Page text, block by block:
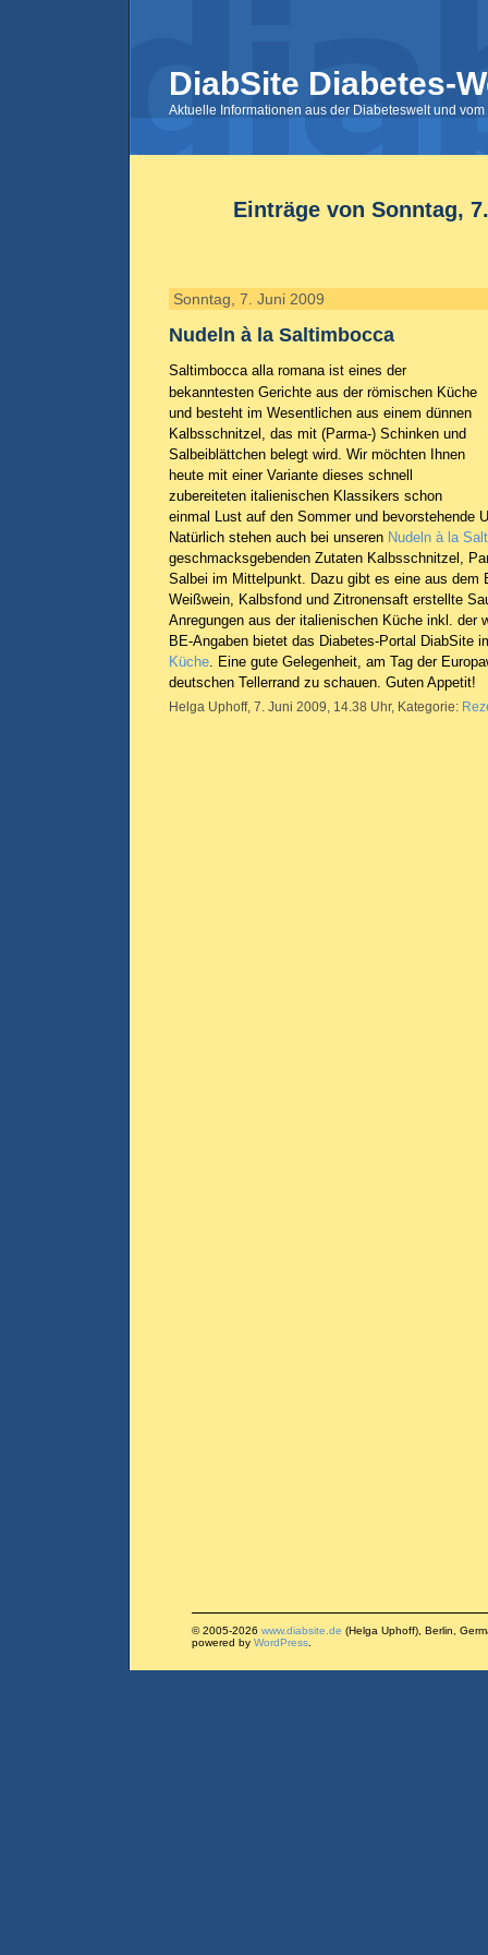
DiabSite Diabetes-
Aktuelle Informationen aus der Diabeteswelt und
Einträge von Sonntag,
Sonntag, 7. Juni 2009
Nudeln à la Saltimbocca
Saltimbocca alla romana ist eines der
bekanntesten Gerichte aus der römischen Küche
und besteht im Wesentlichen aus einem dünnen
Kalbsschnitzel, das mit (Parma-) Schinken und
Salbeiblättchen belegt wird. Wir möchten Ihnen
heute mit einer Variante dieses schnell
zubereiteten italienischen Klassikers schon
einmal Lust auf den Sommer und bevorstehende
Natürlich stehen auch bei unseren Nudeln à la
geschmacksgebenden Zutaten Kalbsschnitzel,
Salbei im Mittelpunkt. Dazu gibt es eine aus dem
Weißwein, Kalbsfond und Zitronensaft erstellte
Anregungen aus der italienischen Küche inkl. der
BE-Angaben bietet das Diabetes-Portal DiabSite
Küche. Eine gute Gelegenheit, am Tag der
deutschen Tellerrand zu schauen. Guten Appetit!
Helga Uphoff, 7. Juni 2009, 14.38 Uhr, Kategorie:
© 2005-2026 www.diabsite.de (Helga Uphoff), Berlin,
powered by WordPress.